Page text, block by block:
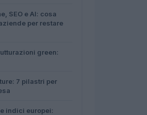
SEO e AI: cosa
per restare
green:
7 pilastri per
indici europei: